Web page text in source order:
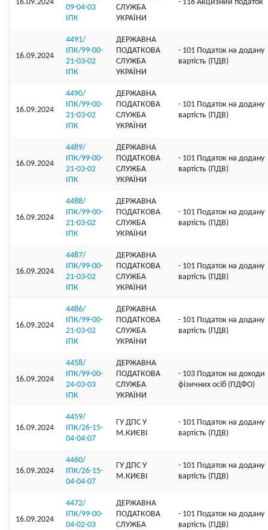
16.09.2024
09-04-03
ІПК
СЛУЖБА
УКРАЇНИ
- 116 Акцизний податок
16.09.2024
4491/
ІПК/99-00-
21-03-02
ІПК
ДЕРЖАВНА
ПОДАТКОВА
СЛУЖБА
УКРАЇНИ
- 101 Податок на додану
вартість (ПДВ)
16.09.2024
4490/
ІПК/99-00-
21-03-02
ІПК
ДЕРЖАВНА
ПОДАТКОВА
СЛУЖБА
УКРАЇНИ
- 101 Податок на додану
вартість (ПДВ)
16.09.2024
4489/
ІПК/99-00-
21-03-02
ІПК
ДЕРЖАВНА
ПОДАТКОВА
СЛУЖБА
УКРАЇНИ
- 101 Податок на додану
вартість (ПДВ)
16.09.2024
4488/
ІПК/99-00-
21-03-02
ІПК
ДЕРЖАВНА
ПОДАТКОВА
СЛУЖБА
УКРАЇНИ
- 101 Податок на додану
вартість (ПДВ)
16.09.2024
4487/
ІПК/99-00-
21-03-02
ІПК
ДЕРЖАВНА
ПОДАТКОВА
СЛУЖБА
УКРАЇНИ
- 101 Податок на додану
вартість (ПДВ)
16.09.2024
4486/
ІПК/99-00-
21-03-02
ІПК
ДЕРЖАВНА
ПОДАТКОВА
СЛУЖБА
УКРАЇНИ
- 101 Податок на додану
вартість (ПДВ)
16.09.2024
4458/
ІПК/99-00-
24-03-03
ІПК
ДЕРЖАВНА
ПОДАТКОВА
СЛУЖБА
УКРАЇНИ
- 103 Податок на доходи
фізичних осіб (ПДФО)
16.09.2024
4459/
ІПК/26-15-
04-04-07
ГУ ДПС У
М.КИЄВІ
- 101 Податок на додану
вартість (ПДВ)
16.09.2024
4460/
ІПК/26-15-
04-04-07
ГУ ДПС У
М.КИЄВІ
- 101 Податок на додану
вартість (ПДВ)
16.09.2024
4472/
ІПК/99-00-
04-02-03
ДЕРЖАВНА
ПОДАТКОВА
СЛУЖБА
- 101 Податок на додану
вартість (ПДВ)